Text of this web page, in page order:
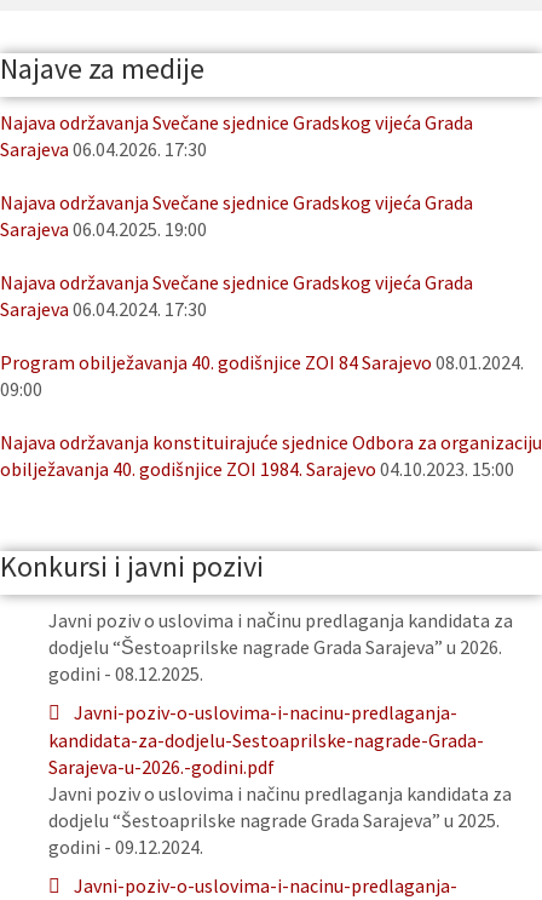
Najave za medije
Najava održavanja Svečane sjednice Gradskog vijeća Grada
Sarajeva 06.04.2026. 17:30
Najava održavanja Svečane sjednice Gradskog vijeća Grada
Sarajeva 06.04.2025. 19:00
Najava održavanja Svečane sjednice Gradskog vijeća Grada
Sarajeva 06.04.2024. 17:30
Program obilježavanja 40. godišnjice ZOI 84 Sarajevo 08.01.2024.
09:00
Najava održavanja konstituirajuće sjednice Odbora za organizaciju
obilježavanja 40. godišnjice ZOI 1984. Sarajevo 04.10.2023. 15:00
Konkursi i javni pozivi
Javni poziv o uslovima i načinu predlaganja kandidata za
dodjelu “Šestoaprilske nagrade Grada Sarajeva” u 2026.
godini - 08.12.2025.
Javni-poziv-o-uslovima-i-nacinu-predlaganja-
kandidata-za-dodjelu-Sestoaprilske-nagrade-Grada-
Sarajeva-u-2026.-godini.pdf
Javni poziv o uslovima i načinu predlaganja kandidata za
dodjelu “Šestoaprilske nagrade Grada Sarajeva” u 2025.
godini - 09.12.2024.
Javni-poziv-o-uslovima-i-nacinu-predlaganja-